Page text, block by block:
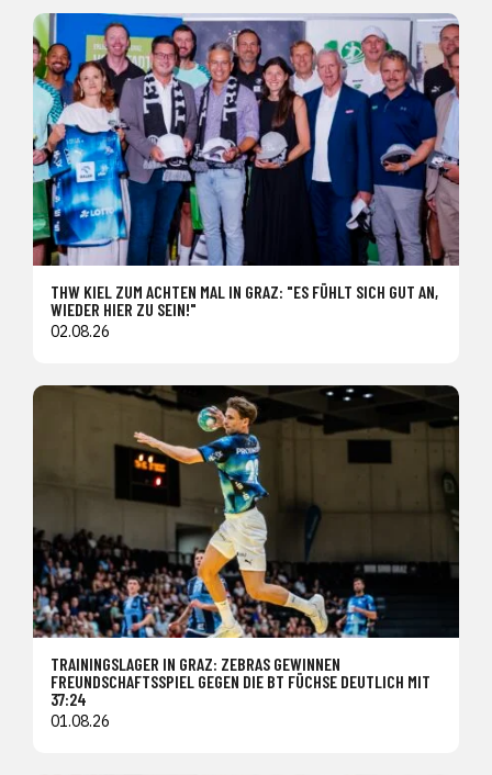
THW KIEL ZUM ACHTEN MAL IN GRAZ: "ES FÜHLT SICH GUT AN,
WIEDER HIER ZU SEIN!"
02.08.26
TRAININGSLAGER IN GRAZ: ZEBRAS GEWINNEN
FREUNDSCHAFTSSPIEL GEGEN DIE BT FÜCHSE DEUTLICH MIT
37:24
01.08.26